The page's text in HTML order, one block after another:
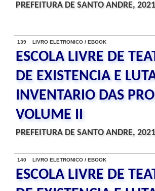
PREFEITURA DE SANTO ANDRE, 2021
139 LIVRO ELETRONICO / EBOOK
ESCOLA LIVRE DE
DE EXISTENCIA E
INVENTARIO DAS
VOLUME II
PREFEITURA DE SANTO ANDRE, 2021
140 LIVRO ELETRONICO / EBOOK
ESCOLA LIVRE DE